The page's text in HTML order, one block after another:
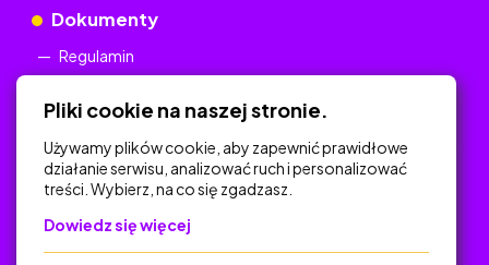
Dokumenty
Regulamin
Na skróty
Polityka Prywatności
Regulamin
Pliki cookie na naszej stronie.
Używamy plików cookie, aby zapewnić prawidłowe
działanie serwisu, analizować ruch i personalizować
treści. Wybierz, na co się zgadzasz.
Dowiedz się więcej